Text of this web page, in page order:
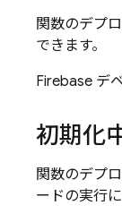
関数のデプ
できます。
Firebase デ
初期化
関数のデプ
ードの実行